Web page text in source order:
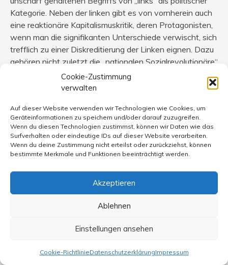
Cookie-Zustimmung
verwalten
Auf dieser Website verwenden wir Technologien wie Cookies, um
Geräteinformationen zu speichern und/oder darauf zuzugreifen.
Wenn du diesen Technologien zustimmst, können wir Daten wie das
Surfverhalten oder eindeutige IDs auf dieser Website verarbeiten.
Wenn du deine Zustimmung nicht erteilst oder zurückziehst, können
bestimmte Merkmale und Funktionen beeinträchtigt werden.
Akzeptieren
Ablehnen
Einstellungen ansehen
Cookie-RichtlinieDatenschutzerklärungImpressum
Kategorie. Neben der linken gibt es von vornherein auch
eine reaktionäre Kapitalismuskritik, deren Protagonisten,
wenn man die signifikanten Unterschiede verwischt, sich
trefflich zu einer Diskreditierung der Linken eignen. Dazu
gehören nicht zuletzt die „nationalen Sozialrevolutionäre“
aus der frühen Phase der NS-Partei vor der
Machtübertragung, als deren bedeutendster Exponent
Regierungsübernahme ernsthaft gefährlich werden
konnte und im Zusammenhang mit dem angeblichen
Röhm-Putsch 1934 ermordet wurde. Er forderte, um die
Arbeiterklasse für die NS zu gewinnen, u.a. die
Verstaatlichung von Industrie und Banken. Das alles
hinderte ihn nicht daran, ein Faschist zu sein, auf dessen
Programmatik sich auch Teile der Neonazis für ihre
„soziale Revolution“ berufen.
ihres linkssozialistischen Charakters anzuführen ist
bezeichnen. Wer’s nicht glaubt, möge mal das Ahlener